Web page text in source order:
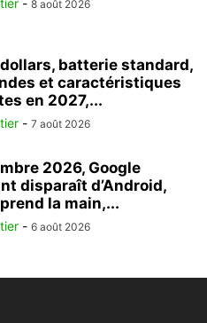
- 8 août 2026
batterie standard,
et caractéristiques
en 2027,...
- 7 août 2026
2026, Google
disparaît d’Android,
la main,...
- 6 août 2026